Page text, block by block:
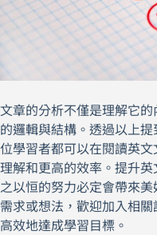
文章的分析不僅是理解它
的邏輯與結構。透過以上
位學習者都可以在閱讀英
理解和更高的效率。提升
之以恒的努力必定會帶來
需求或想法，歡迎加入相
高效地達成學習目標。